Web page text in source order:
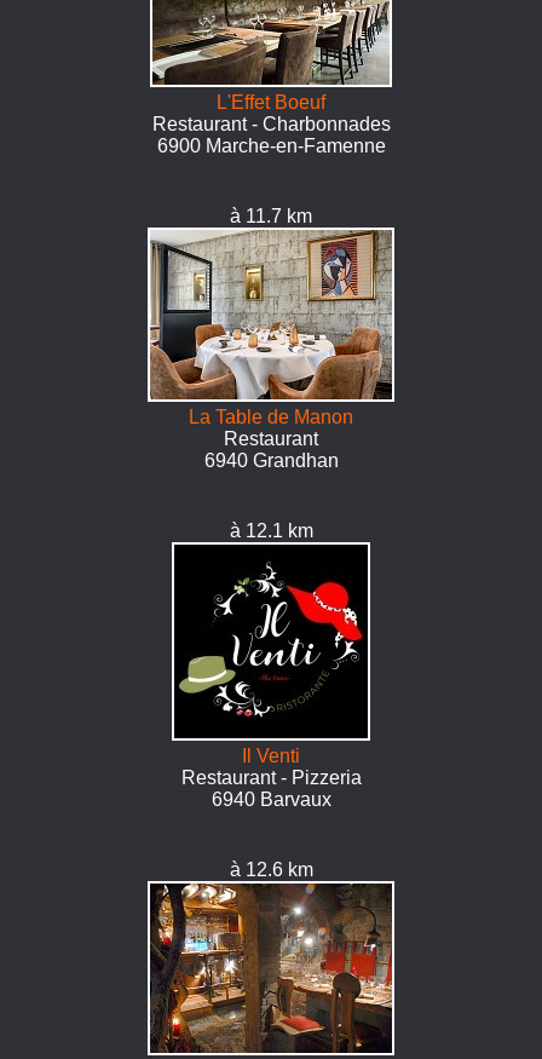
L'Effet Boeuf
Restaurant - Charbonnades
6900 Marche-en-Famenne
à 11.7 km
La Table de Manon
Restaurant
6940 Grandhan
à 12.1 km
Il Venti
Restaurant - Pizzeria
6940 Barvaux
à 12.6 km